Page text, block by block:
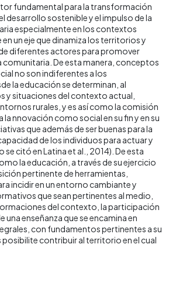
fundamental para la transformación
desarrollo sostenible y el impulso de la
especialmente en los contextos
un eje que dinamiza los territorios y
diferentes actores para promover
comunitaria. De esta manera, conceptos
no son indiferentes a los
la educación se determinan, al
y situaciones del contexto actual,
rurales, y es así como la comisión
la nnovación como social en su fin y en su
que además de ser buenas para la
de los individuos para actuar y
citó en Latina et al., 2014). De esta
la educación, a través de su ejercicio
pertinente de herramientas,
incidir en un entorno cambiante y
que sean pertinentes al medio,
del contexto, la participación
una enseñanza que se encamina en
con fundamentos pertinentes a su
contribuir al territorio en el cual